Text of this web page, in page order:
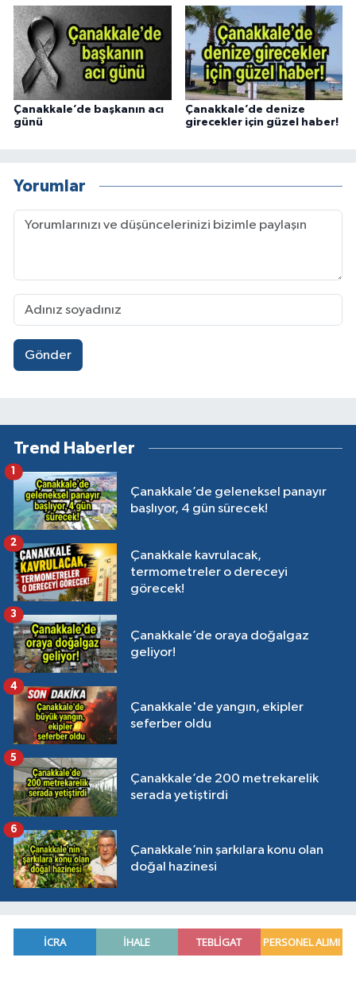
Çanakkale’de başkanın acı
günü
Çanakkale’de denize
girecekler için güzel haber!
Yorumlar
Gönder
Trend Haberler
Çanakkale’de geleneksel panayır
başlıyor, 4 gün sürecek!
1
Çanakkale kavrulacak,
termometreler o dereceyi
görecek!
2
Çanakkale’de oraya doğalgaz
geliyor!
3
Çanakkale'de yangın, ekipler
seferber oldu
4
Çanakkale’de 200 metrekarelik
serada yetiştirdi
5
Çanakkale’nin şarkılara konu olan
doğal hazinesi
6